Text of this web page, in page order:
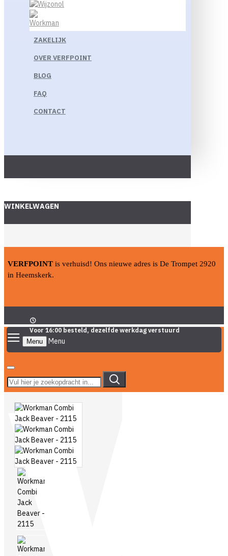
ZAKELIJK
OVER VERFPOINT
BLOG
FAQ
CONTACT
WINKELWAGEN
VERFPOINT is verhuisd! Ons nieuwe adres is De Trompet 2920
in Heemskerk.
Voor 16:00 besteld, dezelfde werkdag verstuurd
Menu